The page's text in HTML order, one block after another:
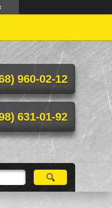
960-02-12
631-01-92